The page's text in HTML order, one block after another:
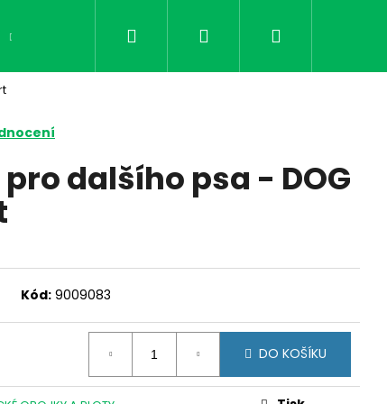
NOČNÍ VIDĚNÍPřihlášení
dalšího psa - DOG
Kód: 9009083
DO KOŠÍKU
Následující